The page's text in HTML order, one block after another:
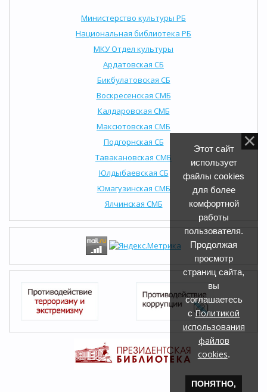
Министерство культуры РБ
Национальная библиотека РБ
МКУ Отдел культуры
Ардатовская СБ
Бикбулатовская СБ
Воскресенская СМБ
Калдаровская СМБ
Максютовская СМБ
Подгорнская СБ
Тавакановская СМБ
Юлдыбаевская СБ
Юмагузинская СМБ
Ялчинская СМБ
Этот сайт
использует
файлы cookies
для более
комфортной
работы
пользователя.
Продолжая
просмотр
страниц сайта,
вы
соглашаетесь
сПолитикой
использования
файлов
cookies.
ПОНЯТНО,